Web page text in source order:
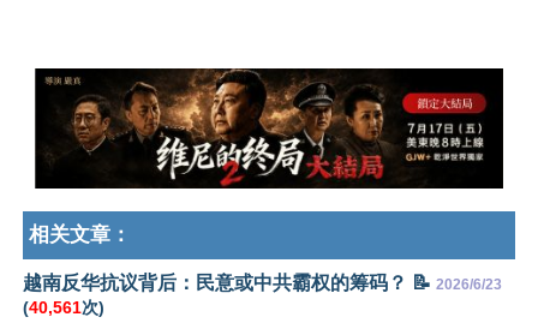
相关文章：
越南反华抗议背后：民意或中共霸权的筹码？ 📝 2026/6/23
(40,561次)